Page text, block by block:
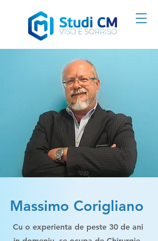
Massimo Corigliano
Cu o experienta de peste 30 de ani